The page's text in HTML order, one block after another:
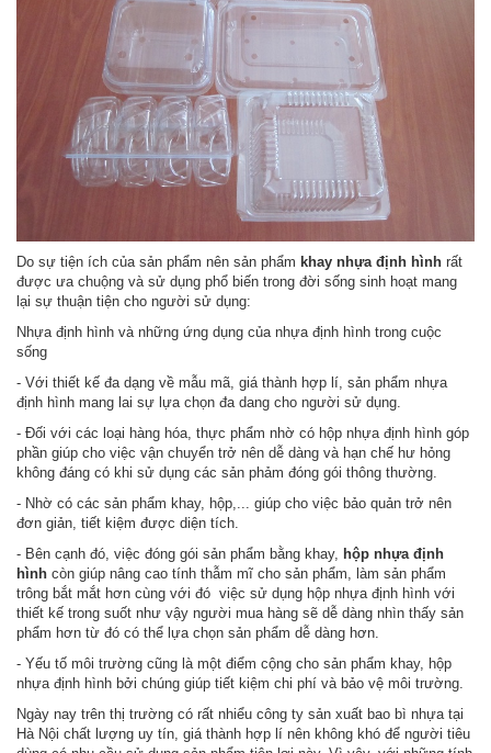
Do sự tiện ích của sản phẩm nên sản phẩm khay nhựa định hình rất
được ưa chuộng và sử dụng phổ biến trong đời sống sinh hoạt mang
lại sự thuận tiện cho người sử dụng:
Nhựa định hình và những ứng dụng của nhựa định hình trong cuộc
sống
- Với thiết kế đa dạng về mẫu mã, giá thành hợp lí, sản phẩm nhựa
định hình mang lai sự lựa chọn đa dang cho người sử dụng.
- Đối với các loại hàng hóa, thực phẩm nhờ có hộp nhựa định hình góp
phần giúp cho việc vận chuyển trở nên dễ dàng và hạn chế hư hỏng
không đáng có khi sử dụng các sản phảm đóng gói thông thường.
- Nhờ có các sản phẩm khay, hộp,... giúp cho việc bảo quản trở nên
đơn giản, tiết kiệm được diện tích.
- Bên cạnh đó, việc đóng gói sản phẩm bằng khay, hộp nhựa định
hình còn giúp nâng cao tính thẫm mĩ cho sản phẩm, làm sản phẩm
trông bắt mắt hơn cùng với đó việc sử dụng hộp nhựa định hình với
thiết kế trong suốt như vậy người mua hàng sẽ dễ dàng nhìn thấy sản
phẩm hơn từ đó có thể lựa chọn sản phẩm dễ dàng hơn.
- Yếu tố môi trường cũng là một điểm cộng cho sản phẩm khay, hộp
nhựa định hình bởi chúng giúp tiết kiệm chi phí và bảo vệ môi trường.
Ngày nay trên thị trường có rất nhiểu công ty sản xuất bao bì nhựa tại
Hà Nội chất lượng uy tín, giá thành hợp lí nên không khó để người tiêu